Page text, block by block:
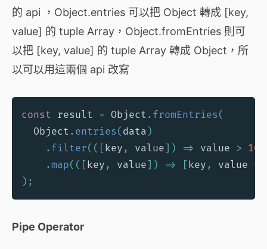
的 api ，Object.entries 可以把 Object 轉成 [key,
value] 的 tuple Array，Object.fromEntries 則可
以把 [key, value] 的 tuple Array 轉成 Object，所
以可以用這兩個 api 改寫
const result = Object . fromEntries(
  Object
. entries( data )
. filter( ( [ key , value] ) => value >
.map( ( [ key , value] ) => [ key , value *
) ;
Pipe Operator